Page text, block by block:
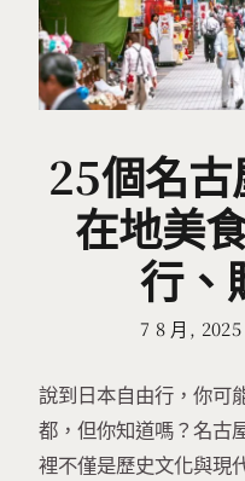
25個名古
在地美
行、
7 8 月, 2025
說到日本自由行，你可
都，但你知道嗎？名古
裡不僅是歷史文化與現